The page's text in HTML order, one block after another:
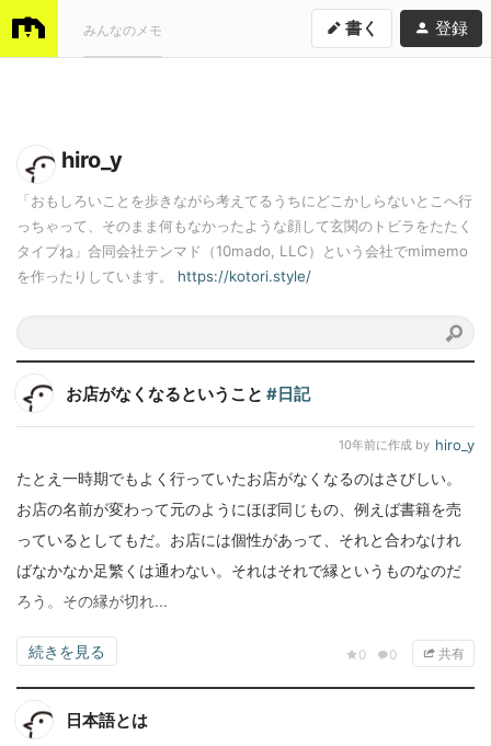
みんなのメモ 書く 登録
hiro_y
「おもしろいことを歩きながら考えてるうちにどこかしらないとこへ行
っちゃって、そのまま何もなかったような顔して玄関のトビラをたたく
タイプね」合同会社テンマド（10mado, LLC）という会社でmimemo
を作ったりしています。 https://kotori.style/
お店がなくなるということ #日記
10年前に作成 by hiro_y
0 0 共有
たとえ一時期でもよく行っていたお店がなくなるのはさびしい。
お店の名前が変わって元のようにほぼ同じもの、例えば書籍を売
っているとしてもだ。お店には個性があって、それと合わなけれ
ばなかなか足繁くは通わない。それはそれで縁というものなのだ
ろう。その縁が切れ...
続きを見る
日本語とは